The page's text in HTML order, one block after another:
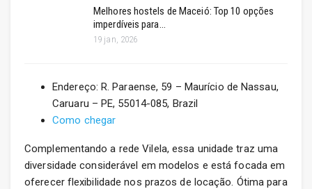
Melhores hostels de Maceió: Top 10 opções
imperdíveis para…
19 jan, 2026
Endereço: R. Paraense, 59 – Maurício de Nassau,
Caruaru – PE, 55014-085, Brazil
Como chegar
Complementando a rede Vilela, essa unidade traz uma
diversidade considerável em modelos e está focada em
oferecer flexibilidade nos prazos de locação. Ótima para